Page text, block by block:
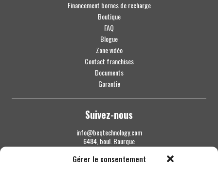
Gérer le consentement
Financement bornes de recharge
Boutique
FAQ
Blogue
Zone vidéo
Contact franchises
Documents
Garantie
Suivez-nous
info@beqtechnology.com
6484, boul. Bourque
Sherbrooke QC J1N 1H3
1 844 427-7800